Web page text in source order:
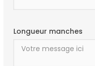
Longueur manches